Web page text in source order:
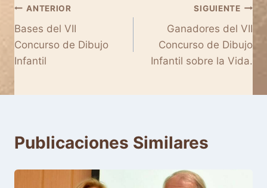
Navegación
de
entradas
ANTERIOR
Bases del VII
Concurso de Dibujo
Infantil
SIGUIENTE
Ganadores del VII
Concurso de Dibujo
Infantil sobre la Vida.
Publicaciones Similares